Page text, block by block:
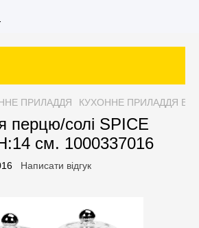
ПРИЛАДДЯ КУХОННЕ ПРИЛАДДЯ
перцю/солі SPICE
см. 1000337016
Написати відгук